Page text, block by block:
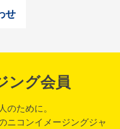
せ
ング会員
のために。
ニコンイメージングジャ